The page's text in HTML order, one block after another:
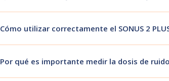
de ruido y otros parámetros relevantes.
mediciones puntuales del nivel de ruido en
en estudios acústicos laborales.
utilizar correctamente el SONUS 2
configurado y dejarlo operando
o interferencias en el micrófono.
qué es importante medir la dosis de